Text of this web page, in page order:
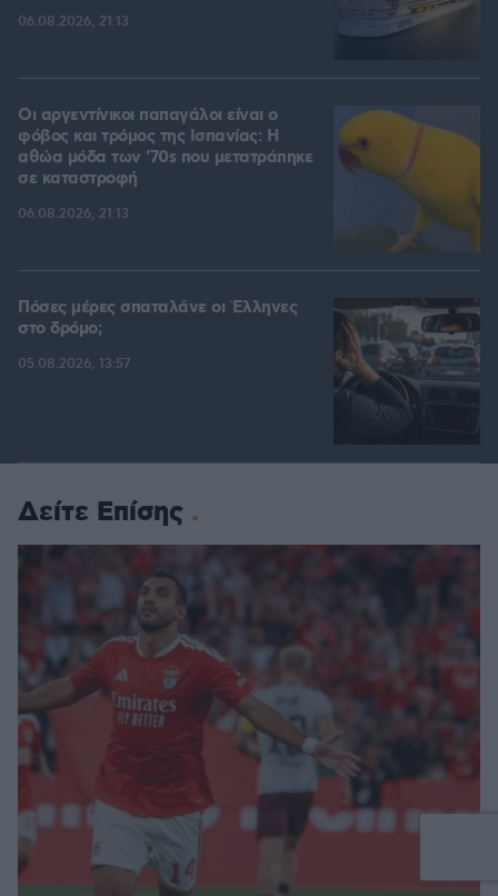
06.08.2026, 21:13
Οι αργεντίνικοι παπαγάλοι είναι ο
φόβος και τρόμος της Ισπανίας: Η
αθώα μόδα των '70s που μετατράπηκε
σε καταστροφή
06.08.2026, 21:13
Πόσες μέρες σπαταλάνε οι Έλληνες
στο δρόμο;
05.08.2026, 13:57
Δείτε Επίσης